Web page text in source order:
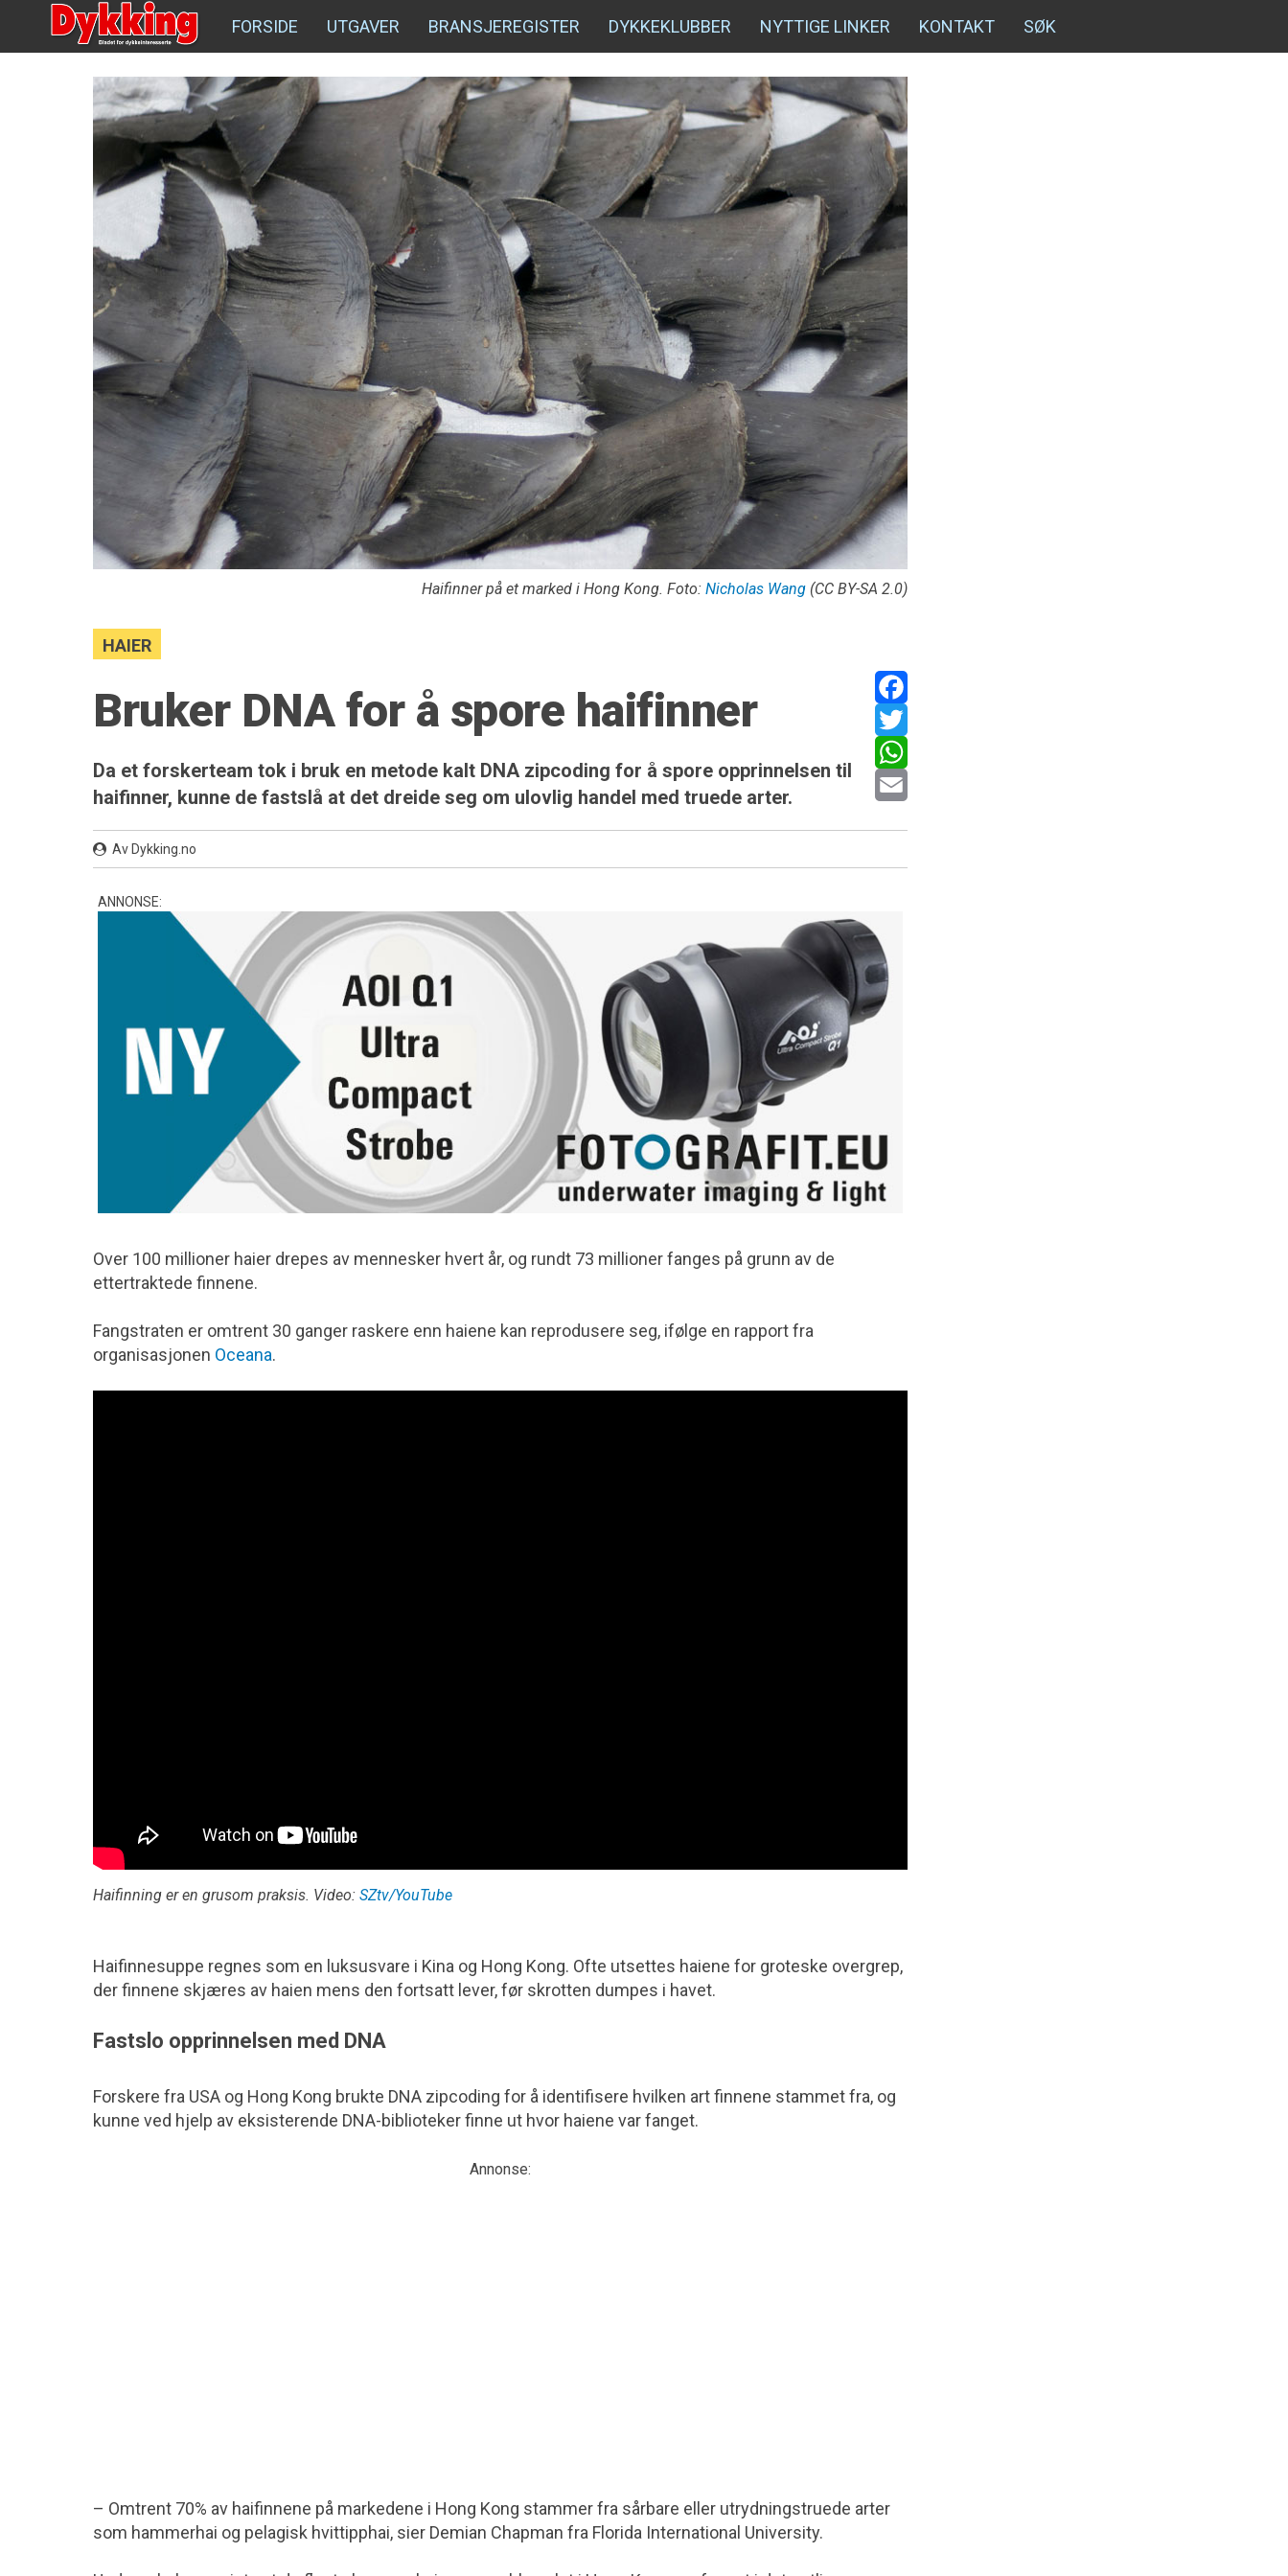
FORSIDE UTGAVER BRANSJEREGISTER DYKKEKLUBBER NYTTIGE LINKER KONTAKT SØK
Haifinner på et marked i Hong Kong. Foto: Nicholas Wang (CC BY-SA 2.0)
HAIER
Facebook
Twitter
WhatsApp
Bruker DNA for å spore haifinner
Da et forskerteam tok i bruk en metode kalt DNA zipcoding for å spore opprinnelsen til
haifinner, kunne de fastslå at det dreide seg om ulovlig handel med truede arter.
Av Dykking.no
ANNONSE:
Over 100 millioner haier drepes av mennesker hvert år, og rundt 73 millioner fanges på grunn av de
ettertraktede finnene.
Fangstraten er omtrent 30 ganger raskere enn haiene kan reprodusere seg, ifølge en rapport fra
organisasjonen Oceana.
Haifinning er en grusom praksis. Video: SZtv/YouTube
Haifinnesuppe regnes som en luksusvare i Kina og Hong Kong. Ofte utsettes haiene for groteske overgrep,
der finnene skjæres av haien mens den fortsatt lever, før skrotten dumpes i havet.
Fastslo opprinnelsen med DNA
Forskere fra USA og Hong Kong brukte DNA zipcoding for å identifisere hvilken art finnene stammet fra, og
kunne ved hjelp av eksisterende DNA-biblioteker finne ut hvor haiene var fanget.
Annonse:
– Omtrent 70% av haifinnene på markedene i Hong Kong stammer fra sårbare eller utrydningstruede arter
som hammerhai og pelagisk hvittipphai, sier Demian Chapman fra Florida International University.